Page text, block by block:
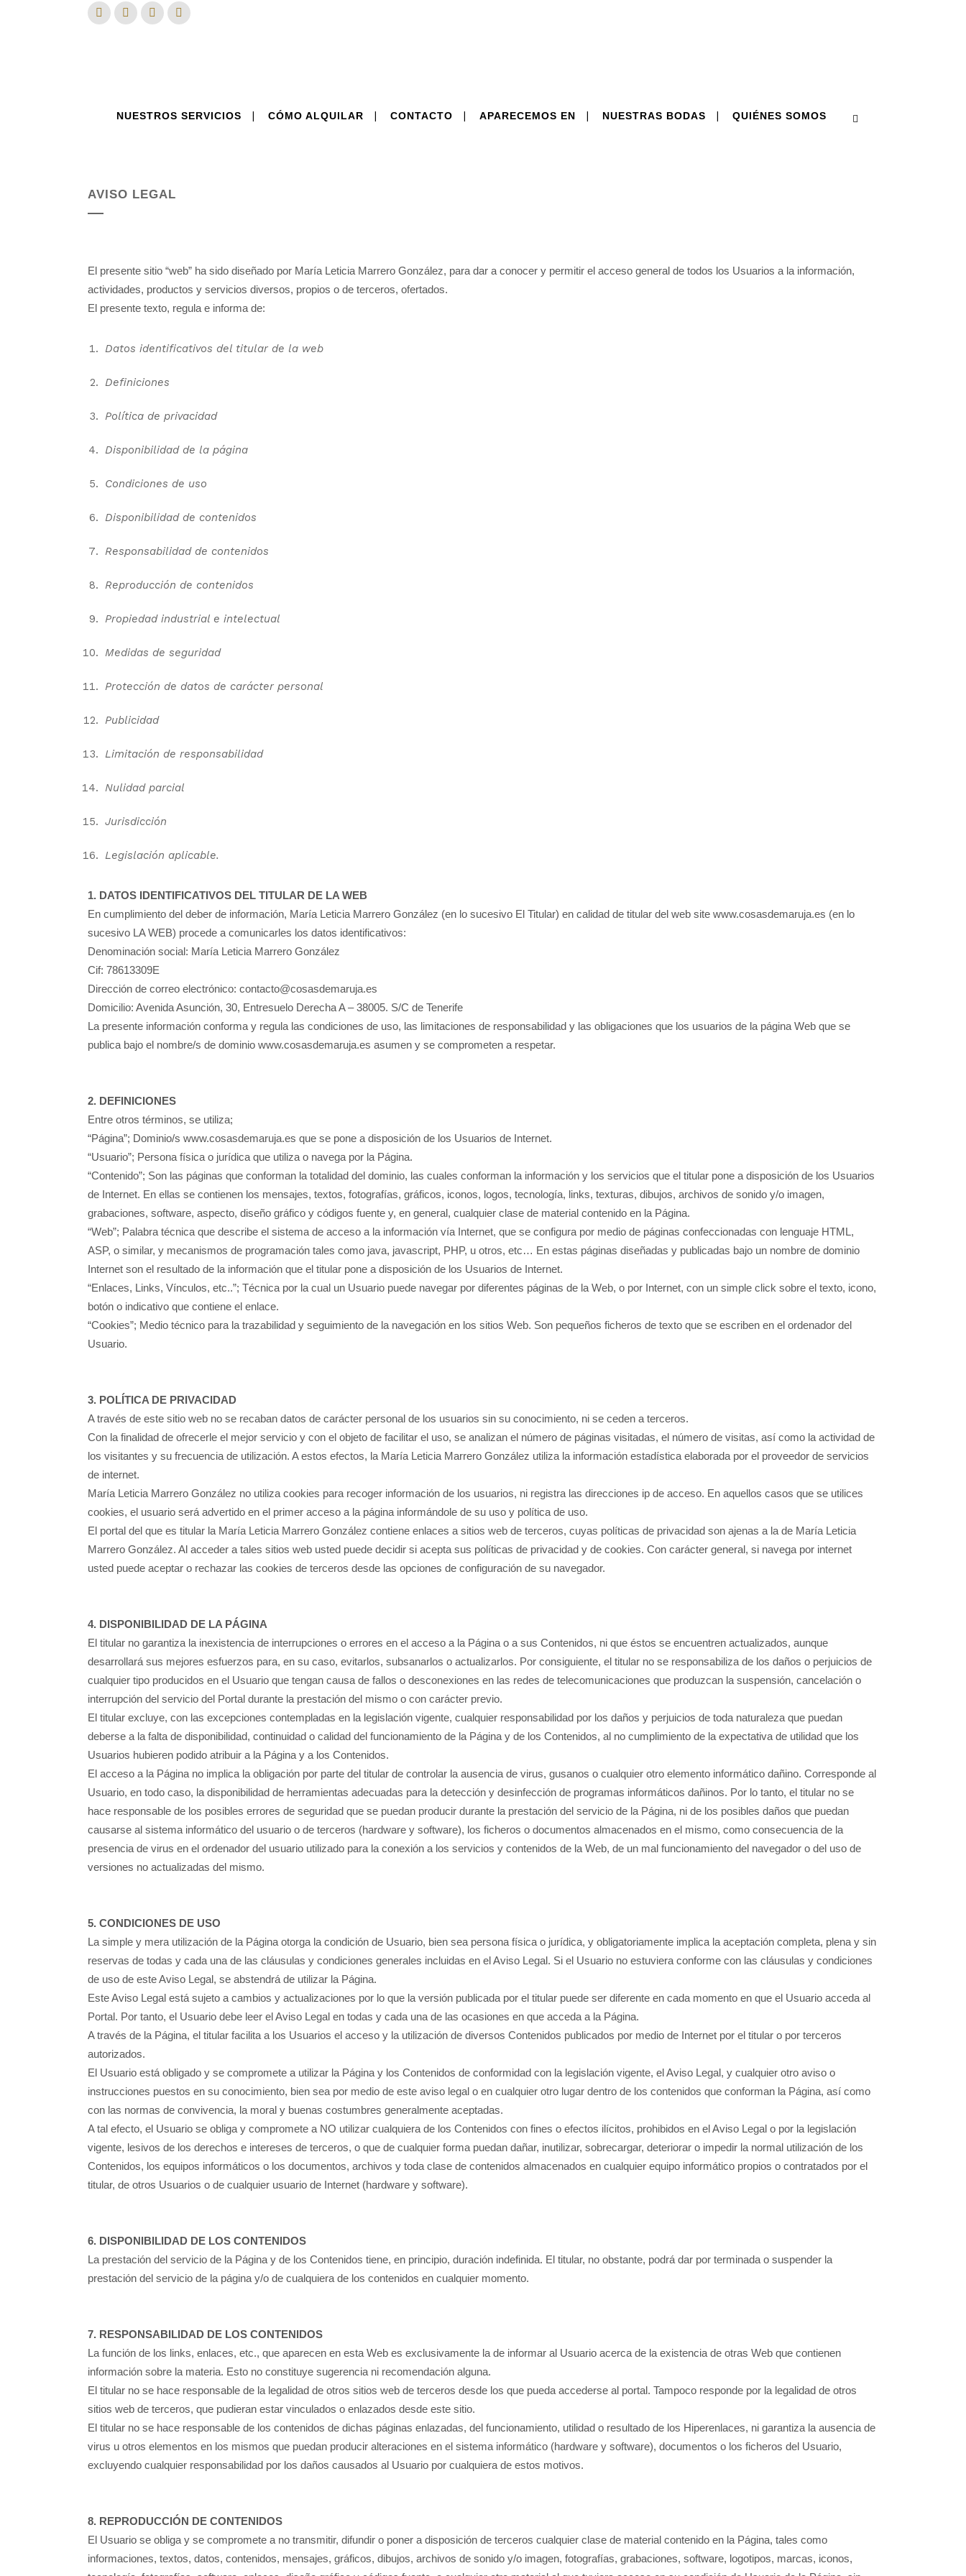
NUESTROS SERVICIOS CÓMO ALQUILAR CONTACTO APARECEMOS EN NUESTRAS BODAS QUIÉNES SOMOS
AVISO LEGAL
El presente sitio “web” ha sido diseñado por María Leticia Marrero González, para dar a conocer y permitir el acceso general de todos los Usuarios a la información,
actividades, productos y servicios diversos, propios o de terceros, ofertados.
El presente texto, regula e informa de:
Datos identificativos del titular de la web
Definiciones
Política de privacidad
Disponibilidad de la página
Condiciones de uso
Disponibilidad de contenidos
Responsabilidad de contenidos
Reproducción de contenidos
Propiedad industrial e intelectual
Medidas de seguridad
Protección de datos de carácter personal
Publicidad
Limitación de responsabilidad
Nulidad parcial
Jurisdicción
Legislación aplicable.
1. DATOS IDENTIFICATIVOS DEL TITULAR DE LA WEB
En cumplimiento del deber de información, María Leticia Marrero González (en lo sucesivo El Titular) en calidad de titular del web site www.cosasdemaruja.es (en lo
sucesivo LA WEB) procede a comunicarles los datos identificativos:
Denominación social: María Leticia Marrero González
Cif: 78613309E
Dirección de correo electrónico: contacto@cosasdemaruja.es
Domicilio: Avenida Asunción, 30, Entresuelo Derecha A – 38005. S/C de Tenerife
La presente información conforma y regula las condiciones de uso, las limitaciones de responsabilidad y las obligaciones que los usuarios de la página Web que se
publica bajo el nombre/s de dominio www.cosasdemaruja.es asumen y se comprometen a respetar.
2. DEFINICIONES
Entre otros términos, se utiliza;
“Página”; Dominio/s www.cosasdemaruja.es que se pone a disposición de los Usuarios de Internet.
“Usuario”; Persona física o jurídica que utiliza o navega por la Página.
“Contenido”; Son las páginas que conforman la totalidad del dominio, las cuales conforman la información y los servicios que el titular pone a disposición de los Usuarios
de Internet. En ellas se contienen los mensajes, textos, fotografías, gráficos, iconos, logos, tecnología, links, texturas, dibujos, archivos de sonido y/o imagen,
grabaciones, software, aspecto, diseño gráfico y códigos fuente y, en general, cualquier clase de material contenido en la Página.
“Web”; Palabra técnica que describe el sistema de acceso a la información vía Internet, que se configura por medio de páginas confeccionadas con lenguaje HTML,
ASP, o similar, y mecanismos de programación tales como java, javascript, PHP, u otros, etc… En estas páginas diseñadas y publicadas bajo un nombre de dominio
Internet son el resultado de la información que el titular pone a disposición de los Usuarios de Internet.
“Enlaces, Links, Vínculos, etc..”; Técnica por la cual un Usuario puede navegar por diferentes páginas de la Web, o por Internet, con un simple click sobre el texto, icono,
botón o indicativo que contiene el enlace.
“Cookies”; Medio técnico para la trazabilidad y seguimiento de la navegación en los sitios Web. Son pequeños ficheros de texto que se escriben en el ordenador del
Usuario.
3. POLÍTICA DE PRIVACIDAD
A través de este sitio web no se recaban datos de carácter personal de los usuarios sin su conocimiento, ni se ceden a terceros.
Con la finalidad de ofrecerle el mejor servicio y con el objeto de facilitar el uso, se analizan el número de páginas visitadas, el número de visitas, así como la actividad de
los visitantes y su frecuencia de utilización. A estos efectos, la María Leticia Marrero González utiliza la información estadística elaborada por el proveedor de servicios
de internet.
María Leticia Marrero González no utiliza cookies para recoger información de los usuarios, ni registra las direcciones ip de acceso. En aquellos casos que se utilices
cookies, el usuario será advertido en el primer acceso a la página informándole de su uso y política de uso.
El portal del que es titular la María Leticia Marrero González contiene enlaces a sitios web de terceros, cuyas políticas de privacidad son ajenas a la de María Leticia
Marrero González. Al acceder a tales sitios web usted puede decidir si acepta sus políticas de privacidad y de cookies. Con carácter general, si navega por internet
usted puede aceptar o rechazar las cookies de terceros desde las opciones de configuración de su navegador.
4. DISPONIBILIDAD DE LA PÁGINA
El titular no garantiza la inexistencia de interrupciones o errores en el acceso a la Página o a sus Contenidos, ni que éstos se encuentren actualizados, aunque
desarrollará sus mejores esfuerzos para, en su caso, evitarlos, subsanarlos o actualizarlos. Por consiguiente, el titular no se responsabiliza de los daños o perjuicios de
cualquier tipo producidos en el Usuario que tengan causa de fallos o desconexiones en las redes de telecomunicaciones que produzcan la suspensión, cancelación o
interrupción del servicio del Portal durante la prestación del mismo o con carácter previo.
El titular excluye, con las excepciones contempladas en la legislación vigente, cualquier responsabilidad por los daños y perjuicios de toda naturaleza que puedan
deberse a la falta de disponibilidad, continuidad o calidad del funcionamiento de la Página y de los Contenidos, al no cumplimiento de la expectativa de utilidad que los
Usuarios hubieren podido atribuir a la Página y a los Contenidos.
El acceso a la Página no implica la obligación por parte del titular de controlar la ausencia de virus, gusanos o cualquier otro elemento informático dañino. Corresponde al
Usuario, en todo caso, la disponibilidad de herramientas adecuadas para la detección y desinfección de programas informáticos dañinos. Por lo tanto, el titular no se
hace responsable de los posibles errores de seguridad que se puedan producir durante la prestación del servicio de la Página, ni de los posibles daños que puedan
causarse al sistema informático del usuario o de terceros (hardware y software), los ficheros o documentos almacenados en el mismo, como consecuencia de la
presencia de virus en el ordenador del usuario utilizado para la conexión a los servicios y contenidos de la Web, de un mal funcionamiento del navegador o del uso de
versiones no actualizadas del mismo.
5. CONDICIONES DE USO
La simple y mera utilización de la Página otorga la condición de Usuario, bien sea persona física o jurídica, y obligatoriamente implica la aceptación completa, plena y sin
reservas de todas y cada una de las cláusulas y condiciones generales incluidas en el Aviso Legal. Si el Usuario no estuviera conforme con las cláusulas y condiciones
de uso de este Aviso Legal, se abstendrá de utilizar la Página.
Este Aviso Legal está sujeto a cambios y actualizaciones por lo que la versión publicada por el titular puede ser diferente en cada momento en que el Usuario acceda al
Portal. Por tanto, el Usuario debe leer el Aviso Legal en todas y cada una de las ocasiones en que acceda a la Página.
A través de la Página, el titular facilita a los Usuarios el acceso y la utilización de diversos Contenidos publicados por medio de Internet por el titular o por terceros
autorizados.
El Usuario está obligado y se compromete a utilizar la Página y los Contenidos de conformidad con la legislación vigente, el Aviso Legal, y cualquier otro aviso o
instrucciones puestos en su conocimiento, bien sea por medio de este aviso legal o en cualquier otro lugar dentro de los contenidos que conforman la Página, así como
con las normas de convivencia, la moral y buenas costumbres generalmente aceptadas.
A tal efecto, el Usuario se obliga y compromete a NO utilizar cualquiera de los Contenidos con fines o efectos ilícitos, prohibidos en el Aviso Legal o por la legislación
vigente, lesivos de los derechos e intereses de terceros, o que de cualquier forma puedan dañar, inutilizar, sobrecargar, deteriorar o impedir la normal utilización de los
Contenidos, los equipos informáticos o los documentos, archivos y toda clase de contenidos almacenados en cualquier equipo informático propios o contratados por el
titular, de otros Usuarios o de cualquier usuario de Internet (hardware y software).
6. DISPONIBILIDAD DE LOS CONTENIDOS
La prestación del servicio de la Página y de los Contenidos tiene, en principio, duración indefinida. El titular, no obstante, podrá dar por terminada o suspender la
prestación del servicio de la página y/o de cualquiera de los contenidos en cualquier momento.
7. RESPONSABILIDAD DE LOS CONTENIDOS
La función de los links, enlaces, etc., que aparecen en esta Web es exclusivamente la de informar al Usuario acerca de la existencia de otras Web que contienen
información sobre la materia. Esto no constituye sugerencia ni recomendación alguna.
El titular no se hace responsable de la legalidad de otros sitios web de terceros desde los que pueda accederse al portal. Tampoco responde por la legalidad de otros
sitios web de terceros, que pudieran estar vinculados o enlazados desde este sitio.
El titular no se hace responsable de los contenidos de dichas páginas enlazadas, del funcionamiento, utilidad o resultado de los Hiperenlaces, ni garantiza la ausencia de
virus u otros elementos en los mismos que puedan producir alteraciones en el sistema informático (hardware y software), documentos o los ficheros del Usuario,
excluyendo cualquier responsabilidad por los daños causados al Usuario por cualquiera de estos motivos.
8. REPRODUCCIÓN DE CONTENIDOS
El Usuario se obliga y se compromete a no transmitir, difundir o poner a disposición de terceros cualquier clase de material contenido en la Página, tales como
informaciones, textos, datos, contenidos, mensajes, gráficos, dibujos, archivos de sonido y/o imagen, fotografías, grabaciones, software, logotipos, marcas, iconos,